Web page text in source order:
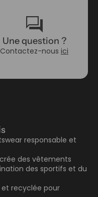
forum
Une question ?
Contactez-nous ici
responsable et
des vêtements
des sportifs et du
recyclée pour